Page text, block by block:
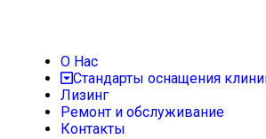
О Нас
Стандарты оснащения
Лизинг
Ремонт и обслуживание
Контакты